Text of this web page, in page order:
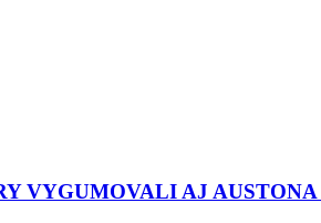
VYGUMOVALI AJ